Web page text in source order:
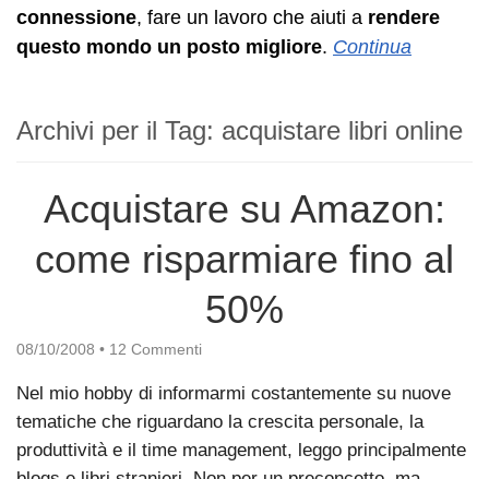
connessione, fare un lavoro che aiuti a rendere
questo mondo un posto migliore. Continua
Archivi per il Tag: acquistare libri online
Acquistare su Amazon:
come risparmiare fino al
50%
08/10/2008 • 12 Commenti
Nel mio hobby di informarmi costantemente su nuove
tematiche che riguardano la crescita personale, la
produttività e il time management, leggo principalmente